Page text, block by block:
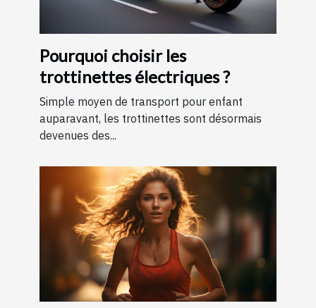
Pourquoi choisir les
trottinettes électriques ?
Simple moyen de transport pour enfant
auparavant, les trottinettes sont désormais
devenues des...